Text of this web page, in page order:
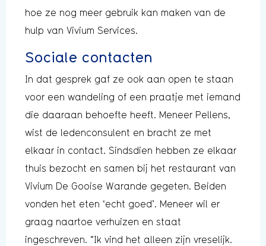
hoe ze nog meer gebruik kan maken van de
hulp van Vivium Services.
Sociale contacten
In dat gesprek gaf ze ook aan open te staan
voor een wandeling of een praatje met iemand
die daaraan behoefte heeft. Meneer Pellens,
wist de ledenconsulent en bracht ze met
elkaar in contact. Sindsdien hebben ze elkaar
thuis bezocht en samen bij het restaurant van
Vivium De Gooise Warande gegeten. Beiden
vonden het eten ‘echt goed’. Meneer wil er
graag naartoe verhuizen en staat
ingeschreven. “Ik vind het alleen zijn vreselijk.